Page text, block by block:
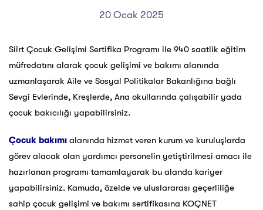
20 Ocak 2025
Siirt Çocuk Gelişimi Sertifika Programı ile 940 saatlik eğitim
müfredatını alarak çocuk gelişimi ve bakımı alanında
uzmanlaşarak Aile ve Sosyal Politikalar Bakanlığına bağlı
Sevgi Evlerinde, Kreşlerde, Ana okullarında çalışabilir yada
çocuk bakıcılığı yapabilirsiniz.
Çocuk bakımı alanında hizmet veren kurum ve kuruluşlarda
görev alacak olan yardımcı personelin yetiştirilmesi amacı ile
hazırlanan programı tamamlayarak bu alanda kariyer
yapabilirsiniz. Kamuda, özelde ve uluslararası geçerliliğe
sahip çocuk gelişimi ve bakımı sertifikasına KOÇNET